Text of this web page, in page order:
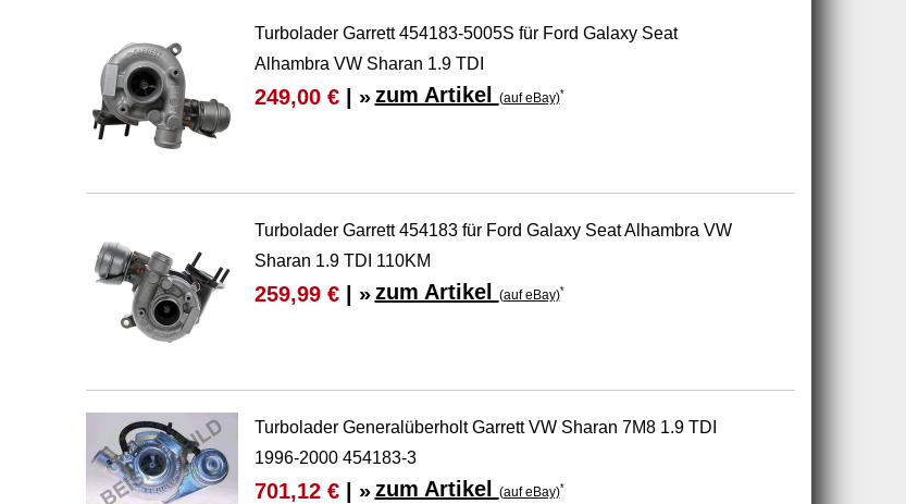
Turbolader Garrett 454183-5005S für Ford Galaxy Seat
Alhambra VW Sharan 1.9 TDI
249,00 €| » zum Artikel (auf eBay)*
Turbolader Garrett 454183 für Ford Galaxy Seat Alhambra VW
Sharan 1.9 TDI 110KM
259,99 €| » zum Artikel (auf eBay)*
Turbolader Generalüberholt Garrett VW Sharan 7M8 1.9 TDI
1996-2000 454183-3
701,12 €| » zum Artikel (auf eBay)*